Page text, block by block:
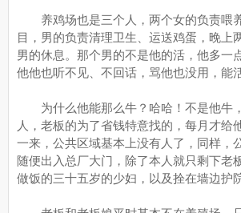
养鸡场也是三个人，两个女的负责喂
目，男的负责清理卫生、运送鸡蛋，晚上
男的休息。那个男的不是他的活，他多一
他他也听不见、不回话，骂他也没用，能
为什么他能那么牛？哈哈！不是他牛
人，老板的为了省钱特意找的，每月才给
一来，公共区域基本上没有人了，同样，
随便出入总厂大门，除了本人就只剩下老
做饭的三十五岁的少妇，以及拴在墙边护